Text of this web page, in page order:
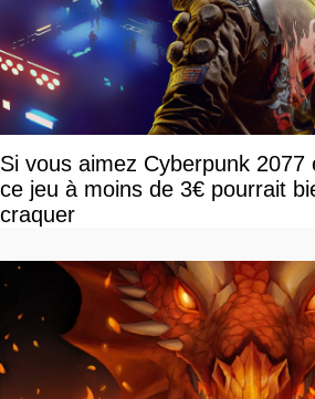
Si vous aimez Cyberpunk 2077
ce jeu à moins de 3€ pourrait
craquer